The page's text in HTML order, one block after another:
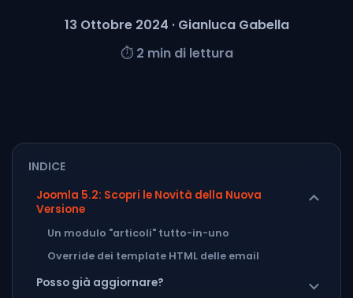
13 Ottobre 2024 · Gianluca Gabella
⏱ 2 min di lettura
INDICE
Joomla 5.2: Scopri le Novità della Nuova
Versione
Un modulo "articoli" tutto-in-uno
Override dei template HTML delle email
Posso già aggiornare?